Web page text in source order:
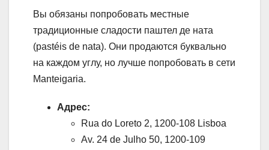
Вы обязаны попробовать местные
традиционные сладости паштел де ната
(pastéis de nata). Они продаются буквально
на каждом углу, но лучше попробовать в сети
Manteigaria.
Адрес:
Rua do Loreto 2, 1200-108 Lisboa
Av. 24 de Julho 50, 1200-109